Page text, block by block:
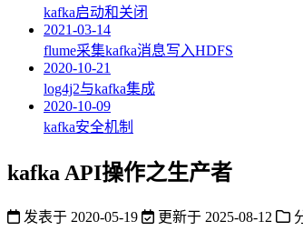
kafka启动和关闭
2021-03-14
flume采集kafka消息写入HDFS
2020-10-21
log4j2与kafka集成
2020-10-09
kafka安全机制
kafka API操作之生产者
发表于 2020-05-19 更新于 2025-08-12